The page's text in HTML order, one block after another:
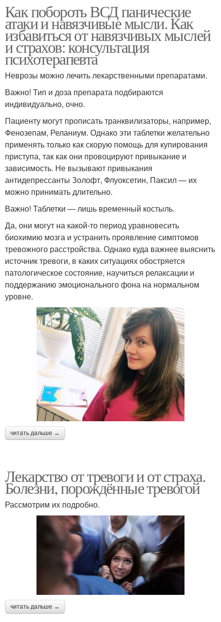
Как побороть ВСД панические
атаки и навязчивые мысли. Как
избавиться от навязчивых мыслей
и страхов: консультация
психотерапевта
Неврозы можно лечить лекарственными препаратами.
Важно! Тип и доза препарата подбираются
индивидуально, очно.
Пациенту могут прописать транквилизаторы, например,
Фенозепам, Реланиум. Однако эти таблетки желательно
применять только как скорую помощь для купирования
приступа, так как они провоцируют привыкание и
зависимость. Не вызывают привыкания
антидепрессанты Золофт, Флуоксетин, Паксил — их
можно принимать длительно.
Важно! Таблетки — лишь временный костыль.
Да, они могут на какой-то период уравновесить
биохимию мозга и устранить проявление симптомов
тревожного расстройства. Однако куда важнее выяснить
источник тревоги, в каких ситуациях обостряется
патологическое состояние, научиться релаксации и
поддержанию эмоционального фона на нормальном
уровне.
читать дальше →
Лекарство от тревоги и от страха.
Болезни, порождённые тревогой
Рассмотрим их подробно.
читать дальше →